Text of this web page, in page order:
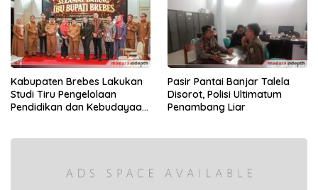
Kabupaten Brebes Lakukan
Studi Tiru Pengelolaan
Pendidikan dan Kebudayaan
Pasir Pantai Banjar Talela
Disorot, Polisi Ultimatum
Penambang Liar